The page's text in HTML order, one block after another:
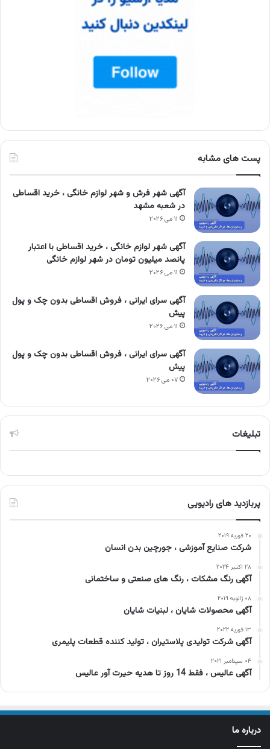
پست های مشابه
آگهی شهر فرش و شهر لوازم خانگی ، خرید اقساطی
در شعبه مشهد
۱۱ می ۲۰۲۶
آگهی شهر لوازم خانگی ، خرید اقساطی با اعتبار
پانصد میلیون تومان در شهر لوازم خانگی
۱۱ می ۲۰۲۶
آگهی سرای ایرانی ، فروش اقساطی بدون چک و پول
پیش
۱۱ می ۲۰۲۶
آگهی سرای ایرانی ، فروش اقساطی بدون چک و پول
پیش
۰۷ می ۲۰۲۶
تبلیغات
پربازدید های رادیویی
۲۰ فوریه ۲۰۱۹
شرکت صنایع آموزشی ، جورچین بدن انسان
۲۸ اکتبر ۲۰۲۴
آگهی رنگ مشکات ، رنگ های صنعتی و ساختمانی
۰۸ ژانویه ۲۰۱۹
آگهی محصولات شایان ، لبنیات شایان
۱۳ فوریه ۲۰۲۲
آگهی شرکت تولیدی پلاستیران ، تولید کننده قطعات پلیمری
۰۴ سپتامبر ۲۰۲۱
آگهی عالیس ، فقط 14 روز تا هدیه حیرت آور عالیس
درباره ما